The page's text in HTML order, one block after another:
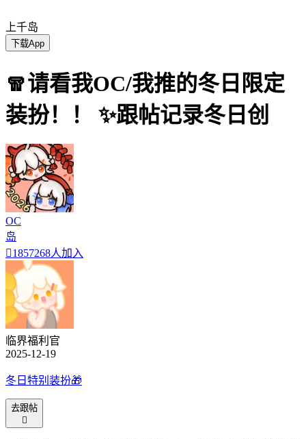
上千岛
下载App
🧣请看我OC/我推的冬日限定
装扮！！ ✨跟帖记录冬日创
OC
岛
1857268人加入
临界福利官
2025-12-19
冬日特别装扮🎁
去跟帖
